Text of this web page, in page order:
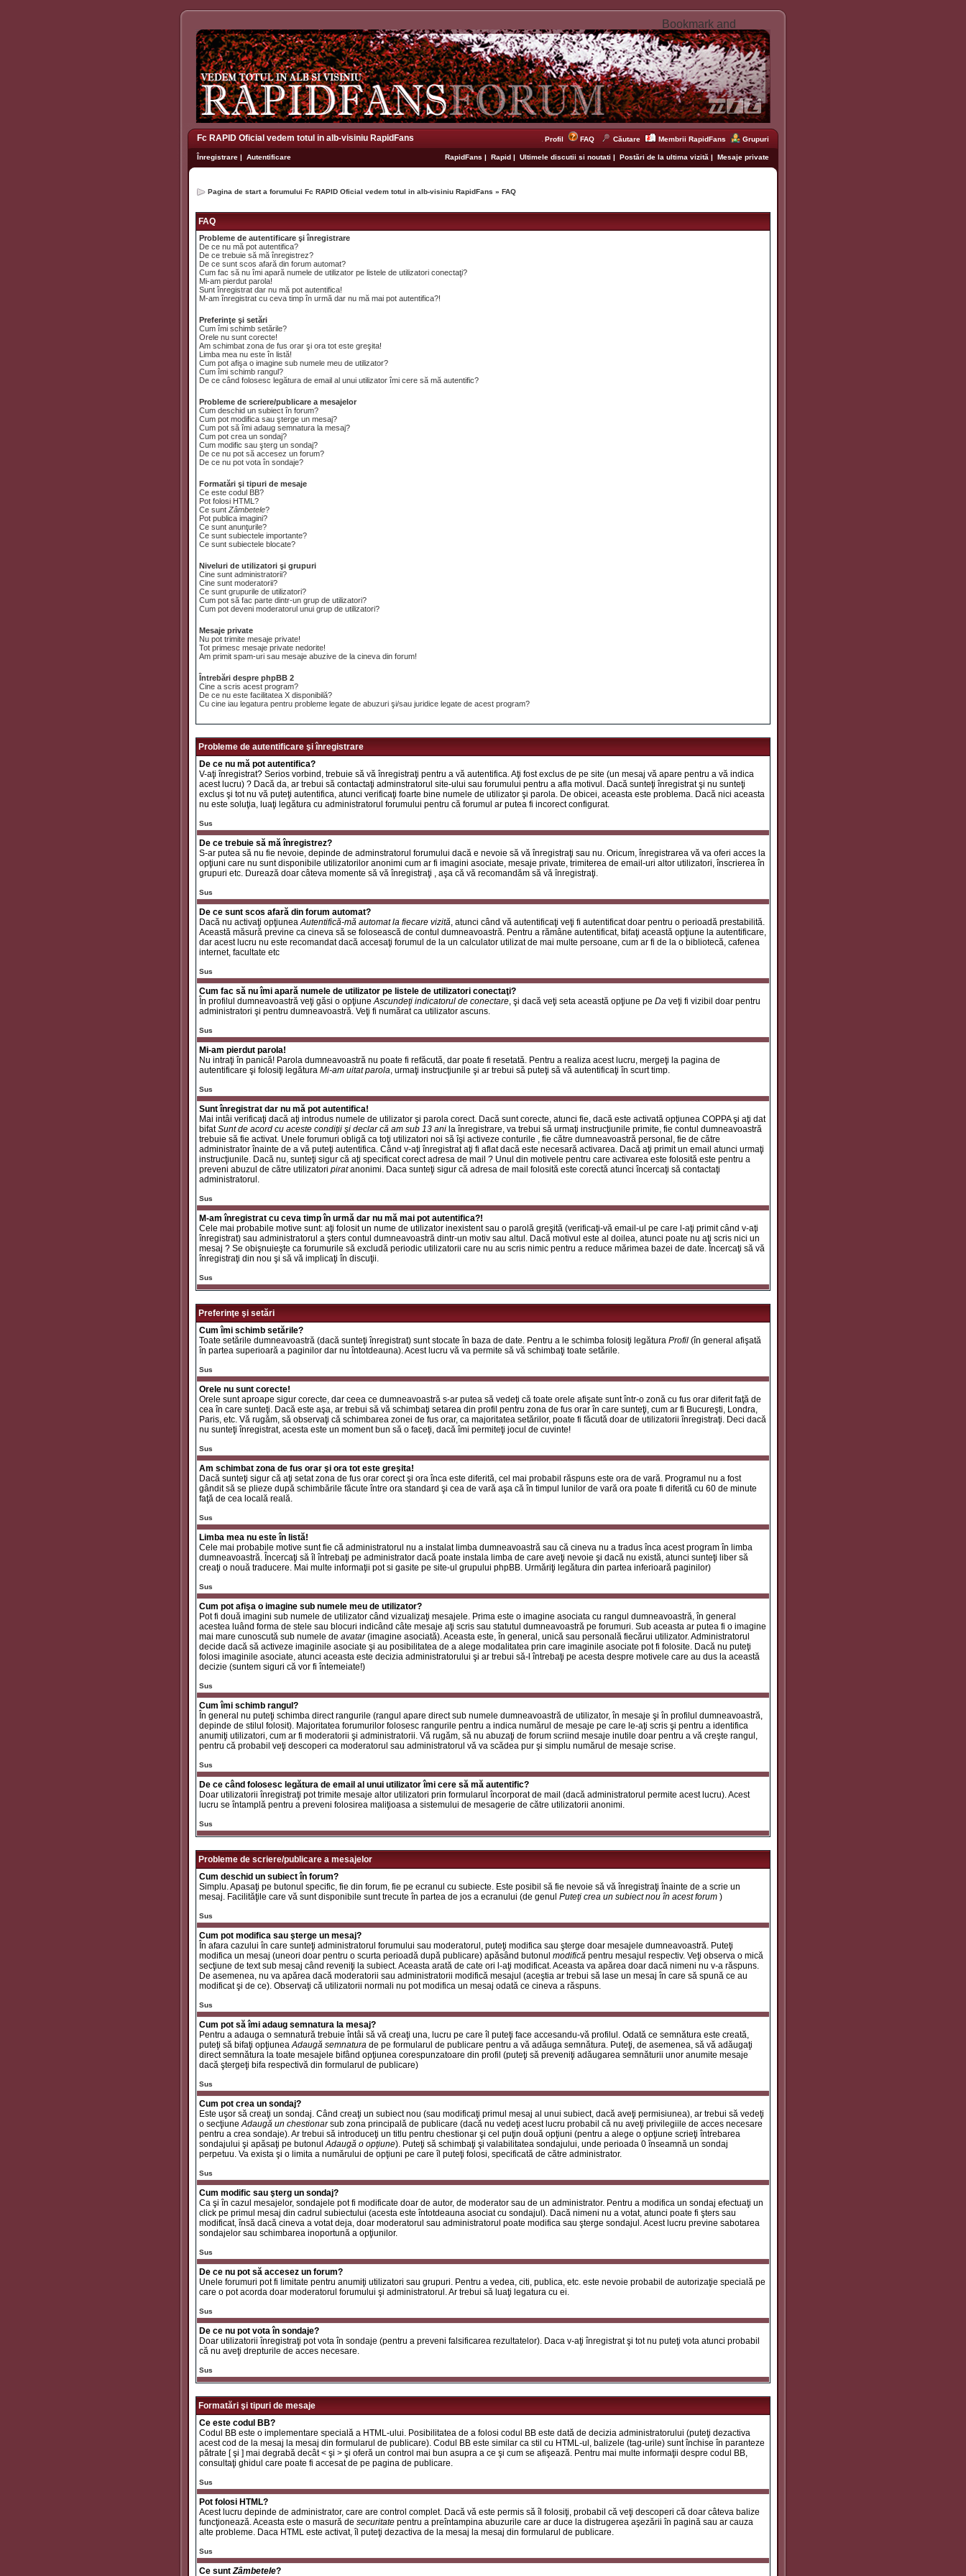
Fc RAPID Oficial vedem totul in alb-visiniu RapidFans Profil FAQ Căutare Membrii RapidFans Grupuri
Înregistrare | Autentificare RapidFans | Rapid | Ultimele discutii si noutati | Postări de la ultima vizită | Mesaje private
Pagina de start a forumului Fc RAPID Oficial vedem totul in alb-visiniu RapidFans » FAQ
FAQ
Probleme de autentificare şi înregistrare
De ce nu mă pot autentifica?
De ce trebuie să mă înregistrez?
De ce sunt scos afară din forum automat?
Cum fac să nu îmi apară numele de utilizator pe listele de utilizatori conectaţi?
Mi-am pierdut parola!
Sunt înregistrat dar nu mă pot autentifica!
M-am înregistrat cu ceva timp în urmă dar nu mă mai pot autentifica?!
Preferinţe şi setări
Cum îmi schimb setările?
Orele nu sunt corecte!
Am schimbat zona de fus orar şi ora tot este greşita!
Limba mea nu este în listă!
Cum pot afişa o imagine sub numele meu de utilizator?
Cum îmi schimb rangul?
De ce când folosesc legătura de email al unui utilizator îmi cere să mă autentific?
Probleme de scriere/publicare a mesajelor
Cum deschid un subiect în forum?
Cum pot modifica sau şterge un mesaj?
Cum pot să îmi adaug semnatura la mesaj?
Cum pot crea un sondaj?
Cum modific sau şterg un sondaj?
De ce nu pot să accesez un forum?
De ce nu pot vota în sondaje?
Formatări şi tipuri de mesaje
Ce este codul BB?
Pot folosi HTML?
Ce sunt Zâmbetele?
Pot publica imagini?
Ce sunt anunţurile?
Ce sunt subiectele importante?
Ce sunt subiectele blocate?
Niveluri de utilizatori şi grupuri
Cine sunt administratorii?
Cine sunt moderatorii?
Ce sunt grupurile de utilizatori?
Cum pot să fac parte dintr-un grup de utilizatori?
Cum pot deveni moderatorul unui grup de utilizatori?
Mesaje private
Nu pot trimite mesaje private!
Tot primesc mesaje private nedorite!
Am primit spam-uri sau mesaje abuzive de la cineva din forum!
Întrebări despre phpBB 2
Cine a scris acest program?
De ce nu este facilitatea X disponibilă?
Cu cine iau legatura pentru probleme legate de abuzuri şi/sau juridice legate de acest program?
Probleme de autentificare şi înregistrare
De ce nu mă pot autentifica?
V-aţi înregistrat? Serios vorbind, trebuie să vă înregistraţi pentru a vă autentifica. Aţi fost exclus de pe site (un mesaj vă apare pentru a vă indica
acest lucru) ? Dacă da, ar trebui să contactaţi adminstratorul site-ului sau forumului pentru a afla motivul. Dacă sunteţi înregistrat şi nu sunteţi
exclus şi tot nu vă puteţi autentifica, atunci verificaţi foarte bine numele de utilizator şi parola. De obicei, aceasta este problema. Dacă nici aceasta
nu este soluţia, luaţi legătura cu administratorul forumului pentru că forumul ar putea fi incorect configurat.
Sus
De ce trebuie să mă înregistrez?
S-ar putea să nu fie nevoie, depinde de adminstratorul forumului dacă e nevoie să vă înregistraţi sau nu. Oricum, înregistrarea vă va oferi acces la
opţiuni care nu sunt disponibile utilizatorilor anonimi cum ar fi imagini asociate, mesaje private, trimiterea de email-uri altor utilizatori, înscrierea în
grupuri etc. Durează doar câteva momente să vă înregistraţi , aşa că vă recomandăm să vă înregistraţi.
Sus
De ce sunt scos afară din forum automat?
Dacă nu activaţi opţiuneaAutentifică-mă automat la fiecare vizită, atunci când vă autentificaţi veţi fi autentificat doar pentru o perioadă prestabilită.
Această măsură previne ca cineva să se folosească de contul dumneavoastră. Pentru a rămâne autentificat, bifaţi această opţiune la autentificare,
dar acest lucru nu este recomandat dacă accesaţi forumul de la un calculator utilizat de mai multe persoane, cum ar fi de la o bibliotecă, cafenea
internet, facultate etc
Sus
Cum fac să nu îmi apară numele de utilizator pe listele de utilizatori conectaţi?
În profilul dumneavoastră veţi găsi o opţiuneAscundeţi indicatorul de conectare, şi dacă veţi seta această opţiune pe Da veţi fi vizibil doar pentru
administratori şi pentru dumneavoastră. Veţi fi numărat ca utilizator ascuns.
Sus
Mi-am pierdut parola!
Nu intraţi în panică! Parola dumneavoastră nu poate fi refăcută, dar poate fi resetată. Pentru a realiza acest lucru, mergeţi la pagina de
autentificare şi folosiţi legătura Mi-am uitat parola, urmaţi instrucţiunile şi ar trebui să puteţi să vă autentificaţi în scurt timp.
Sus
Sunt înregistrat dar nu mă pot autentifica!
Mai intâi verificaţi dacă aţi introdus numele de utilizator şi parola corect. Dacă sunt corecte, atunci fie, dacă este activată opţiunea COPPA şi aţi dat
bifatSunt de acord cu aceste condiţii şi declar că am sub 13 ani la înregistrare, va trebui să urmaţi instrucţiunile primite, fie contul dumneavoastră
trebuie să fie activat. Unele forumuri obligă ca toţi utilizatori noi să îşi activeze conturile , fie către dumneavoastră personal, fie de către
administrator înainte de a vă puteţi autentifica. Când v-aţi înregistrat aţi fi aflat dacă este necesară activarea. Dacă aţi primit un email atunci urmaţi
instrucţiunile. Dacă nu, sunteţi sigur că aţi specificat corect adresa de mail ? Unul din motivele pentru care activarea este folosită este pentru a
preveni abuzul de către utilizatori piratanonimi. Daca sunteţi sigur că adresa de mail folosită este corectă atunci încercaţi să contactaţi
administratorul.
Sus
M-am înregistrat cu ceva timp în urmă dar nu mă mai pot autentifica?!
Cele mai probabile motive sunt: aţi folosit un nume de utilizator inexistent sau o parolă greşită (verificaţi-vă email-ul pe care l-aţi primit când v-aţi
înregistrat) sau administratorul a şters contul dumneavoastră dintr-un motiv sau altul. Dacă motivul este al doilea, atunci poate nu aţi scris nici un
mesaj ? Se obişnuieşte ca forumurile să excludă periodic utilizatorii care nu au scris nimic pentru a reduce mărimea bazei de date. Încercaţi să vă
înregistraţi din nou şi să vă implicaţi în discuţii.
Sus
Preferinţe şi setări
Cum îmi schimb setările?
Toate setările dumneavoastră (dacă sunteţi înregistrat) sunt stocate în baza de date. Pentru a le schimba folosiţi legătura Profil (în general afişată
în partea superioară a paginilor dar nu întotdeauna). Acest lucru vă va permite să vă schimbaţi toate setările.
Sus
Orele nu sunt corecte!
Orele sunt aproape sigur corecte, dar ceea ce dumneavoastră s-ar putea să vedeţi că toate orele afişate sunt într-o zonă cu fus orar diferit faţă de
cea în care sunteţi. Dacă este aşa, ar trebui să vă schimbaţi setarea din profil pentru zona de fus orar în care sunteţi, cum ar fi Bucureşti, Londra,
Paris, etc. Vă rugăm, să observaţi că schimbarea zonei de fus orar, ca majoritatea setărilor, poate fi făcută doar de utilizatorii înregistraţi. Deci dacă
nu sunteţi înregistrat, acesta este un moment bun să o faceţi, dacă îmi permiteţi jocul de cuvinte!
Sus
Am schimbat zona de fus orar şi ora tot este greşita!
Dacă sunteţi sigur că aţi setat zona de fus orar corect şi ora înca este diferită, cel mai probabil răspuns este ora de vară. Programul nu a fost
gândit să se plieze după schimbările făcute între ora standard şi cea de vară aşa că în timpul lunilor de vară ora poate fi diferită cu 60 de minute
faţă de cea locală reală.
Sus
Limba mea nu este în listă!
Cele mai probabile motive sunt fie că administratorul nu a instalat limba dumneavoastră sau că cineva nu a tradus înca acest program în limba
dumneavoastră. Încercaţi să îl întrebaţi pe administrator dacă poate instala limba de care aveţi nevoie şi dacă nu există, atunci sunteţi liber să
creaţi o nouă traducere. Mai multe informaţii pot si gasite pe site-ul grupului phpBB. Urmăriţi legătura din partea inferioară paginilor)
Sus
Cum pot afişa o imagine sub numele meu de utilizator?
Pot fi două imagini sub numele de utilizator când vizualizaţi mesajele. Prima este o imagine asociata cu rangul dumneavoastră, în general
acestea luând forma de stele sau blocuri indicând câte mesaje aţi scris sau statutul dumneavoastră pe forumuri. Sub aceasta ar putea fi o imagine
mai mare cunoscută sub numele de avatar(imagine asociată). Aceasta este, în general, unică sau personală fiecărui utilizator. Administratorul
decide dacă să activeze imaginile asociate şi au posibilitatea de a alege modalitatea prin care imaginile asociate pot fi folosite. Dacă nu puteţi
folosi imaginile asociate, atunci aceasta este decizia administratorului şi ar trebui să-l întrebaţi pe acesta despre motivele care au dus la această
decizie (suntem siguri că vor fi întemeiate!)
Sus
Cum îmi schimb rangul?
În general nu puteţi schimba direct rangurile (rangul apare direct sub numele dumneavoastră de utilizator, în mesaje şi în profilul dumneavoastră,
depinde de stilul folosit). Majoritatea forumurilor folosesc rangurile pentru a indica numărul de mesaje pe care le-aţi scris şi pentru a identifica
anumiţi utilizatori, cum ar fi moderatorii şi administratorii. Vă rugăm, să nu abuzaţi de forum scriind mesaje inutile doar pentru a vă creşte rangul,
pentru că probabil veţi descoperi ca moderatorul sau administratorul vă va scădea pur şi simplu numărul de mesaje scrise.
Sus
De ce când folosesc legătura de email al unui utilizator îmi cere să mă autentific?
Doar utilizatorii înregistraţi pot trimite mesaje altor utilizatori prin formularul încorporat de mail (dacă administratorul permite acest lucru). Acest
lucru se întamplă pentru a preveni folosirea maliţioasa a sistemului de mesagerie de către utilizatorii anonimi.
Sus
Probleme de scriere/publicare a mesajelor
Cum deschid un subiect în forum?
Simplu. Apasaţi pe butonul specific, fie din forum, fie pe ecranul cu subiecte. Este posibil să fie nevoie să vă înregistraţi înainte de a scrie un
mesaj. Facilităţile care vă sunt disponibile sunt trecute în partea de jos a ecranului (de genul Puteţi crea un subiect nou în acest forum )
Sus
Cum pot modifica sau şterge un mesaj?
În afara cazului în care sunteţi administratorul forumului sau moderatorul, puteţi modifica sau şterge doar mesajele dumneavoastră. Puteţi
modifica un mesaj (uneori doar pentru o scurta perioadă după publicare) apăsând butonul modifică pentru mesajul respectiv. Veţi observa o mică
secţiune de text sub mesaj când reveniţi la subiect. Aceasta arată de cate ori l-aţi modificat. Aceasta va apărea doar dacă nimeni nu v-a răspuns.
De asemenea, nu va apărea dacă moderatorii sau administratorii modifică mesajul (aceştia ar trebui să lase un mesaj în care să spună ce au
modificat şi de ce). Observaţi că utilizatorii normali nu pot modifica un mesaj odată ce cineva a răspuns.
Sus
Cum pot să îmi adaug semnatura la mesaj?
Pentru a adauga o semnatură trebuie întâi să vă creaţi una, lucru pe care îl puteţi face accesandu-vă profilul. Odată ce semnătura este creată,
puteţi să bifaţi opţiuneaAdaugă semnatura de pe formularul de publicare pentru a vă adăuga semnătura. Puteţi, de asemenea, să vă adăugaţi
direct semnătura la toate mesajele bifând opţiunea corespunzatoare din profil (puteţi să preveniţi adăugarea semnăturii unor anumite mesaje
dacă ştergeţi bifa respectivă din formularul de publicare)
Sus
Cum pot crea un sondaj?
Este uşor să creaţi un sondaj. Când creaţi un subiect nou (sau modificaţi primul mesaj al unui subiect, dacă aveţi permisiunea), ar trebui să vedeţi
o secţiuneAdaugă un chestionarsub zona principală de publicare (dacă nu vedeţi acest lucru probabil că nu aveţi privilegiile de acces necesare
pentru a crea sondaje). Ar trebui să introduceţi un titlu pentru chestionar şi cel puţin două opţiuni (pentru a alege o opţiune scrieţi întrebarea
sondajului şi apăsaţi pe butonulAdaugă o opţiune). Puteţi să schimbaţi şi valabilitatea sondajului, unde perioada 0 înseamnă un sondaj
perpetuu. Va exista şi o limita a numărului de opţiuni pe care îl puteţi folosi, specificată de către administrator.
Sus
Cum modific sau şterg un sondaj?
Ca şi în cazul mesajelor, sondajele pot fi modificate doar de autor, de moderator sau de un administrator. Pentru a modifica un sondaj efectuaţi un
click pe primul mesaj din cadrul subiectului (acesta este întotdeauna asociat cu sondajul). Dacă nimeni nu a votat, atunci poate fi şters sau
modificat, însă dacă cineva a votat deja, doar moderatorul sau administratorul poate modifica sau şterge sondajul. Acest lucru previne sabotarea
sondajelor sau schimbarea inoportună a opţiunilor.
Sus
De ce nu pot să accesez un forum?
Unele forumuri pot fi limitate pentru anumiţi utilizatori sau grupuri. Pentru a vedea, citi, publica, etc. este nevoie probabil de autorizaţie specială pe
care o pot acorda doar moderatorul forumului şi administratorul. Ar trebui să luaţi legatura cu ei.
Sus
De ce nu pot vota în sondaje?
Doar utilizatorii înregistraţi pot vota în sondaje (pentru a preveni falsificarea rezultatelor). Daca v-aţi înregistrat şi tot nu puteţi vota atunci probabil
că nu aveţi drepturile de acces necesare.
Sus
Formatări şi tipuri de mesaje
Ce este codul BB?
Codul BB este o implementare specială a HTML-ului. Posibilitatea de a folosi codul BB este dată de decizia administratorului (puteţi dezactiva
acest cod de la mesaj la mesaj din formularul de publicare). Codul BB este similar ca stil cu HTML-ul, balizele (tag-urile) sunt închise în paranteze
pătrate [ şi ] mai degrabă decât < şi > şi oferă un control mai bun asupra a ce şi cum se afişează. Pentru mai multe informaţii despre codul BB,
consultaţi ghidul care poate fi accesat de pe pagina de publicare.
Sus
Pot folosi HTML?
Acest lucru depinde de administrator, care are control complet. Dacă vă este permis să îl folosiţi, probabil că veţi descoperi că doar câteva balize
funcţionează. Aceasta este o masură de securitate pentru a preîntampina abuzurile care ar duce la distrugerea aşezării în pagină sau ar cauza
alte probleme. Daca HTML este activat, îl puteţi dezactiva de la mesaj la mesaj din formularul de publicare.
Sus
Ce suntZâmbetele?